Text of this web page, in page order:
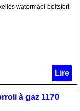
watermael-boitsfort
Lire
à gaz 1170